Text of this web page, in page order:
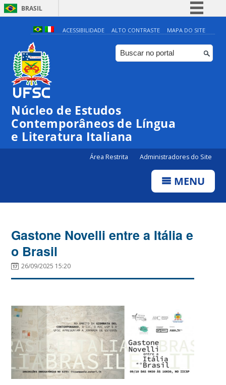
BRASIL
Simplifique!
Comunica BR
Participe
ACESSIBILIDADE ALTO CONTRASTE MAPA DO SITE
Núcleo de Estudos
Contemporâneos de Língua
e Literatura Italiana
Área Restrita Administradores do Site
MENU
Gastone Novelli entre a Itália e
o Brasil
26/09/2025 15:20